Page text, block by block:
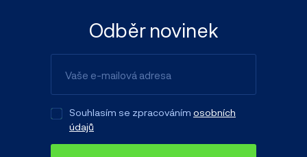
Odběr novinek
Souhlasím se zpracováním osobních
údajů